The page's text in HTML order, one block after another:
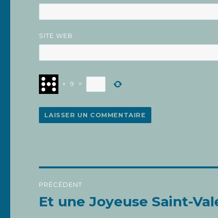
SITE WEB
+ 9 =
l’article
PRÉCÉDENT
Article
précédent :
Et une Joyeuse Saint-